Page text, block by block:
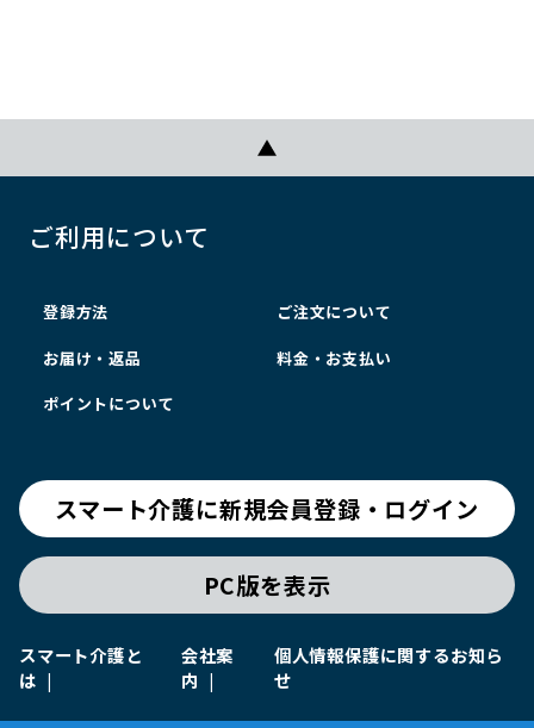
ご利用について
登録方法 ご注文について
お届け・返品 料金・お支払い
ポイントについて
スマート介護に新規会員登録・ログイン
PC版を表示
スマート介護と
は
会社案
内
個人情報保護に関するお知ら
せ